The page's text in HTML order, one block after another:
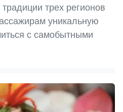
трех регионов
уникальную
с самобытными